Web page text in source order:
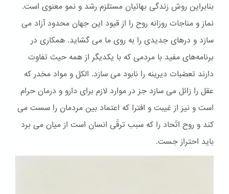
بنابراین روش زندگی بهائیان مستلزم رشد و نمو معنوی است.
نماز و مناجات روزانه روح را از قیود این جهان محدود آزاد می
سازد و درهای جدیدی را به روی ما می گشاید. همکاری در
برنامه‌های مفید با مردمی که با یکدیگر از همه حیث تفاوت
دارند تعصّبات دیرینه را نابود می سازد. الكل و مواد مخدر که
عقل را زائل می سازد جز در موارد لازم برای دارو و درمان حرام
است و نیز از غیبت و افترا که اعتماد بین مردمان را سست می
کند و روح اتّحاد را که سبب ترقّی انسان است از میان می برد
باید احتراز جست.